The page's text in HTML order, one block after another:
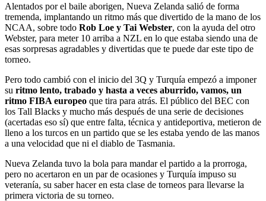
Alentados por el baile aborigen, Nueva Zelanda salió de forma
tremenda, implantando un ritmo más que divertido de la mano de los
NCAA, sobre todo Rob Loe y Tai Webster, con la ayuda del otro
Webster, para meter 10 arriba a NZL en lo que estaba siendo una de
esas sorpresas agradables y divertidas que te puede dar este tipo de
torneo.
Pero todo cambió con el inicio del 3Q y Turquía empezó a imponer
su ritmo lento, trabado y hasta a veces aburrido, vamos, un
ritmo FIBA europeo que tira para atrás. El público del BEC con
los Tall Blacks y mucho más después de una serie de decisiones
(acertadas eso sí) que entre falta, técnica y antideportiva, metieron de
lleno a los turcos en un partido que se les estaba yendo de las manos
a una velocidad que ni el diablo de Tasmania.
Nueva Zelanda tuvo la bola para mandar el partido a la prorroga,
pero no acertaron en un par de ocasiones y Turquía impuso su
veteranía, su saber hacer en esta clase de torneos para llevarse la
primera victoria de su torneo.